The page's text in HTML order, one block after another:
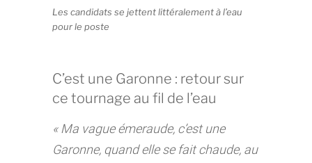
Les candidats se jettent littéralement à l’eau
pour le poste
C’est une Garonne : retour sur
ce tournage au fil de l’eau
« Ma vague émeraude, c’est une
Garonne, quand elle se fait chaude, au